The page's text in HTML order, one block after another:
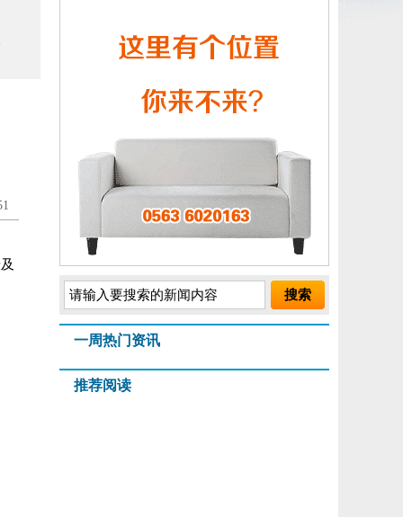
一周热门资讯
推荐阅读